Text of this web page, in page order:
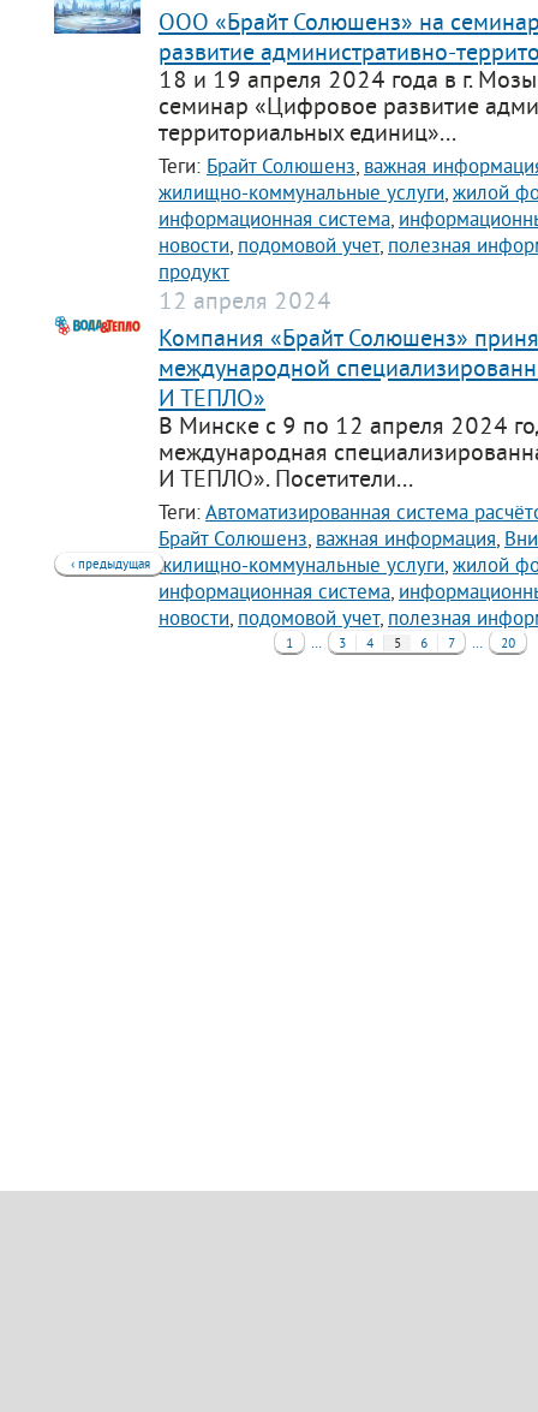
ООО «Брайт Солюшенз» на
развитие административно-
18 и 19 апреля 2024 года в г.
семинар «Цифровое развитие
территориальных единиц»...
Теги: Брайт Солюшенз, важная
жилищно-коммунальные услуги,жилой
информационная система,
новости, подомовой учет, полезная
продукт
12 апреля 2024
Компания «Брайт Солюшенз»
международной
И ТЕПЛО»
В Минске с 9 по 12 апреля 2024
международная
И ТЕПЛО». Посетители...
Теги:Автоматизированная система
Брайт Солюшенз, важная информация,
жилищно-коммунальные услуги,жилой
информационная система,
новости, подомовой учет, полезная
‹ предыдущая
1 … 3 4 5 6 7 … 20